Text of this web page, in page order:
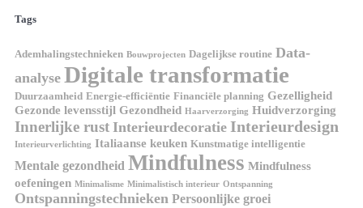
Tags
Ademhalingstechnieken Bouwprojecten Dagelijkse routine Data-
analyse Digitale transformatie
Duurzaamheid Energie-efficiëntie Financiële planning Gezelligheid
Gezonde levensstijl Gezondheid Haarverzorging Huidverzorging
Innerlijke rust Interieurdecoratie Interieurdesign
Interieurverlichting Italiaanse keuken Kunstmatige intelligentie
Mentale gezondheid Mindfulness Mindfulness
oefeningen Minimalisme Minimalistisch interieur Ontspanning
Ontspanningstechnieken Persoonlijke groei